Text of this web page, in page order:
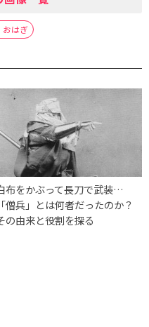
おはぎ
布をかぶって長刀で武装…
「僧兵」とは何者だったのか？
の由来と役割を探る